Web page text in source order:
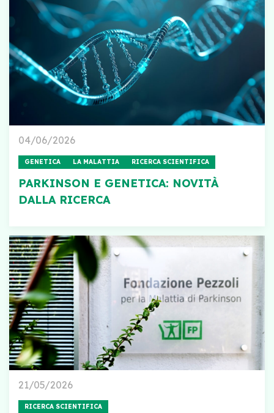
04/06/2026
GENETICA LA MALATTIA RICERCA SCIENTIFICA
PARKINSON E GENETICA: NOVITÀ
DALLA RICERCA
21/05/2026
RICERCA SCIENTIFICA